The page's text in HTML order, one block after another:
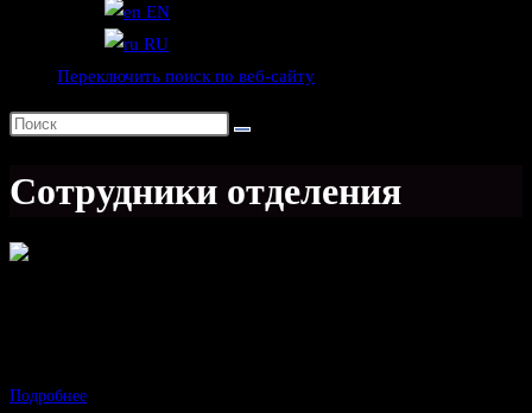
EN
RU
Переключить поиск по веб-сайту
Сотрудники отделения
Подробнее